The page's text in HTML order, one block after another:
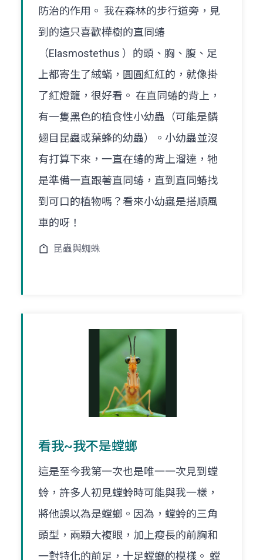
防治的作用。 我在森林的步行道旁，見
到的這只喜歡樺樹的直同蝽
（Elasmostethus ）的頭、胸、腹、足
上都寄生了絨蟎，圓圓紅紅的，就像掛
了紅燈籠，很好看。 在直同蝽的背上，
有一隻黑色的植食性小幼蟲（可能是鱗
翅目昆蟲或葉蜂的幼蟲）。小幼蟲並沒
有打算下來，一直在蝽的背上溜達，牠
是準備一直跟著直同蝽，直到直同蝽找
到可口的植物嗎？看來小幼蟲是搭順風
車的呀！
昆蟲與蜘蛛
看我~我不是螳螂
這是至今我第一次也是唯一一次見到螳
蛉，許多人初見螳蛉時可能與我一樣，
將他誤以為是螳螂。因為，螳蛉的三角
頭型，兩顆大複眼，加上瘦長的前胸和
一對特化的前足，十足螳螂的模樣。 螳